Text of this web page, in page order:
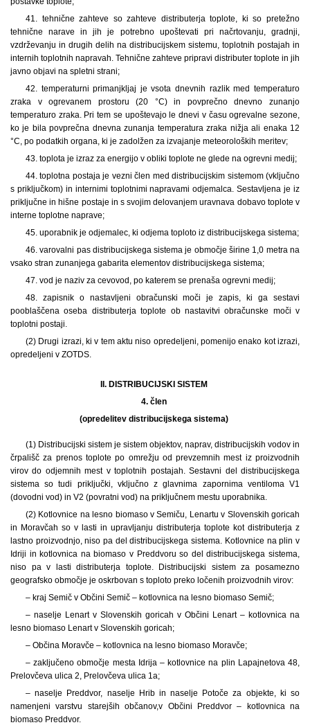
41. tehnične zahteve so zahteve distributerja toplote, ki so pretežno
tehnične narave in jih je potrebno upoštevati pri načrtovanju, gradnji,
vzdrževanju in drugih delih na distribucijskem sistemu, toplotnih postajah in
internih toplotnih napravah. Tehnične zahteve pripravi distributer toplote in jih
javno objavi na spletni strani;
42. temperaturni primanjkljaj je vsota dnevnih razlik med temperaturo
zraka v ogrevanem prostoru (20 °C) in povprečno dnevno zunanjo
temperaturo zraka. Pri tem se upoštevajo le dnevi v času ogrevalne sezone,
ko je bila povprečna dnevna zunanja temperatura zraka nižja ali enaka 12
°C, po podatkih organa, ki je zadolžen za izvajanje meteoroloških meritev;
43. toplota je izraz za energijo v obliki toplote ne glede na ogrevni medij;
44. toplotna postaja je vezni člen med distribucijskim sistemom (vključno
s priključkom) in internimi toplotnimi napravami odjemalca. Sestavljena je iz
priključne in hišne postaje in s svojim delovanjem uravnava dobavo toplote v
interne toplotne naprave;
45. uporabnik je odjemalec, ki odjema toploto iz distribucijskega sistema;
46. varovalni pas distribucijskega sistema je območje širine 1,0 metra na
vsako stran zunanjega gabarita elementov distribucijskega sistema;
47. vod je naziv za cevovod, po katerem se prenaša ogrevni medij;
48. zapisnik o nastavljeni obračunski moči je zapis, ki ga sestavi
pooblaščena oseba distributerja toplote ob nastavitvi obračunske moči v
toplotni postaji.
(2) Drugi izrazi, ki v tem aktu niso opredeljeni, pomenijo enako kot izrazi,
opredeljeni v ZOTDS.
II. DISTRIBUCIJSKI SISTEM
4. člen
(opredelitev distribucijskega sistema)
(1) Distribucijski sistem je sistem objektov, naprav, distribucijskih vodov in
črpališč za prenos toplote po omrežju od prevzemnih mest iz proizvodnih
virov do odjemnih mest v toplotnih postajah. Sestavni del distribucijskega
sistema so tudi priključki, vključno z glavnima zapornima ventiloma V1
(dovodni vod) in V2 (povratni vod) na priključnem mestu uporabnika.
(2) Kotlovnice na lesno biomaso v Semiču, Lenartu v Slovenskih goricah
in Moravčah so v lasti in upravljanju distributerja toplote kot distributerja z
lastno proizvodnjo, niso pa del distribucijskega sistema. Kotlovnice na plin v
Idriji in kotlovnica na biomaso v Preddvoru so del distribucijskega sistema,
niso pa v lasti distributerja toplote. Distribucijski sistem za posamezno
geografsko območje je oskrbovan s toploto preko ločenih proizvodnih virov:
– kraj Semič v Občini Semič – kotlovnica na lesno biomaso Semič;
– naselje Lenart v Slovenskih goricah v Občini Lenart – kotlovnica na
lesno biomaso Lenart v Slovenskih goricah;
– Občina Moravče – kotlovnica na lesno biomaso Moravče;
– zaključeno območje mesta Idrija – kotlovnice na plin Lapajnetova 48,
Prelovčeva ulica 2, Prelovčeva ulica 1a;
– naselje Preddvor, naselje Hrib in naselje Potoče za objekte, ki so
namenjeni varstvu starejših občanov,v Občini Preddvor – kotlovnica na
biomaso Preddvor.